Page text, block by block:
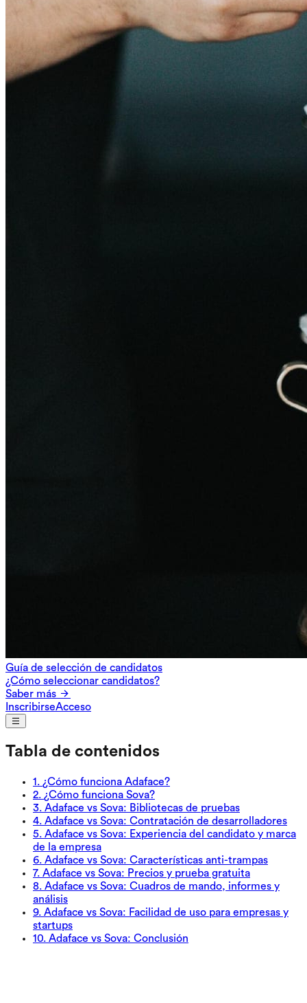
Guía de selección de candidatos
¿Cómo seleccionar candidatos?
Saber más
InscribirseAcceso
Tabla de contenidos
1 . ¿Cómo funciona Adaface?
2. ¿Cómo funciona Sova?
3. Adaface vs Sova: Bibliotecas de pruebas
4. Adaface vs Sova: Contratación de desarrolladores
5. Adaface vs Sova: Experiencia del candidato y marca
de la empresa
6. Adaface vs Sova: Características anti-trampas
7. Adaface vs Sova: Precios y prueba gratuita
8. Adaface vs Sova: Cuadros de mando, informes y
análisis
9. Adaface vs Sova: Facilidad de uso para empresas y
startups
10. Adaface vs Sova: Conclusión